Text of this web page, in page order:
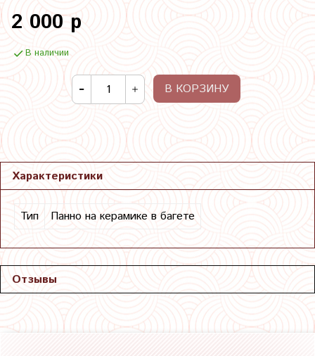
2 000 р
В наличии
В КОРЗИНУ
Характеристики
Тип Панно на керамике в багете
Отзывы